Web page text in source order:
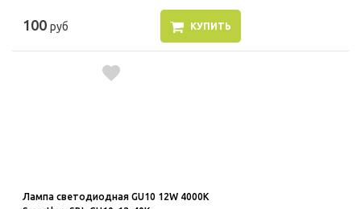
100 руб КУПИТЬ
Лампа светодиодная GU10 12W 4000K